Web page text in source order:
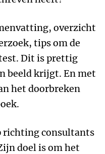
overzicht
tips om de
Dit is prettig
beeld krijgt. En met
het doorbreken
richting consultants
doel is om het